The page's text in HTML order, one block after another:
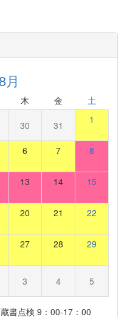
木 金 土
30 31 1
6 7 8
13 14 15
20 21 22
27 28 29
3 4 5
蔵書点検 9：00-17：00